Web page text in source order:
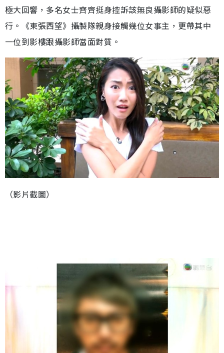
極大回響，多名女士齊齊挺身控訴該無良攝影師的疑似惡
行。《東張西望》攝製隊親身接觸幾位女事主，更帶其中
一位到影樓跟攝影師當面對質。
（影片截圖）